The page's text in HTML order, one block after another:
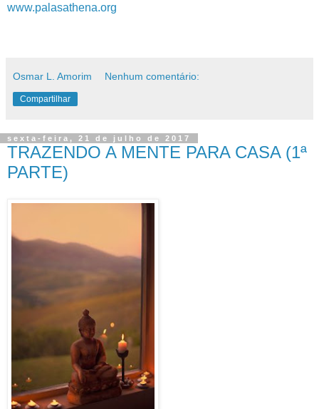
www.palasathena.org
Osmar L. Amorim Nenhum comentário:
Compartilhar
sexta-feira, 21 de julho de 2017
TRAZENDO A MENTE PARA CASA (1ª
PARTE)